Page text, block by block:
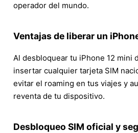
operador del mundo.
Ventajas de liberar un
Al desbloquear tu iPhone 12 mini
insertar cualquier tarjeta SIM
evitar el roaming en tus viajes y
reventa de tu dispositivo.
Desbloqueo SIM oficial y